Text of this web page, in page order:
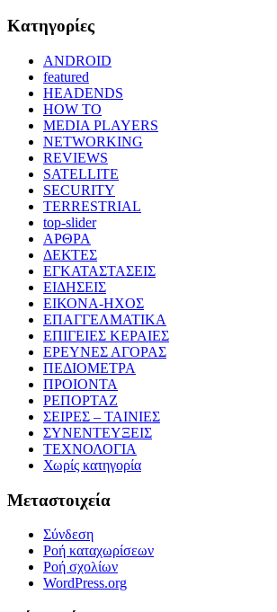
Kατηγορίες
ANDROID
featured
HEADENDS
HOW TO
MEDIA PLAYERS
NETWORKING
REVIEWS
SATELLITE
SECURITY
TERRESTRIAL
top-slider
ΑΡΘΡΑ
ΔΕΚΤΕΣ
ΕΓΚΑΤΑΣΤΑΣΕΙΣ
ΕΙΔΗΣΕΙΣ
ΕΙΚΟΝΑ-ΗΧΟΣ
ΕΠΑΓΓΕΛΜΑΤΙΚΑ
ΕΠΙΓΕΙΕΣ ΚΕΡΑΙΕΣ
ΕΡΕΥΝΕΣ ΑΓΟΡΑΣ
ΠΕΔΙΟΜΕΤΡΑ
ΠΡΟΙΟΝΤΑ
ΡΕΠΟΡΤΑΖ
ΣΕΙΡΕΣ – ΤΑΙΝΙΕΣ
ΣΥΝΕΝΤΕΥΞΕΙΣ
ΤΕΧΝΟΛΟΓΙΑ
Χωρίς κατηγορία
Μεταστοιχεία
Σύνδεση
Ροή καταχωρίσεων
Ροή σχολίων
WordPress.org